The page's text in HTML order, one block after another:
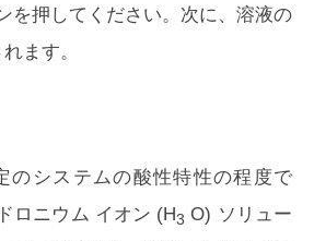
を押してください。次に、溶液の
ます。
のシステムの酸性特性の程度で
ロニウム イオン (H3 O) ソリュー